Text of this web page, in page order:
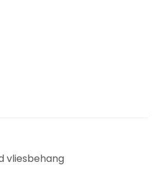
vliesbehang